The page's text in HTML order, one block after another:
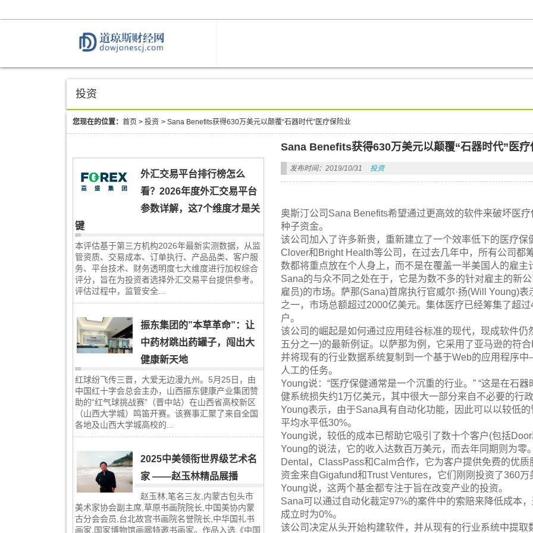
投资
您现在的位置： 首页 > 投资 > Sana Benefits获得630万美元以颠覆“石器时代”医疗保险业
外汇交易平台排行榜怎么
看？2026年度外汇交易平台
参数详解，这7个维度才是关
键
本评估基于第三方机构2026年最新实测数据，从监
管资质、交易成本、订单执行、产品品类、客户服
务、平台技术、财务透明度七大维度进行加权综合
评分，旨在为投资者选择外汇交易平台提供参考。
评估过程中，监管安全...
振东集团的”本草革命”：让
中药材跳出药罐子，闯出大
健康新天地
红球纷飞传三晋，大爱无边漫九州。5月25日，由
中国红十字会总会主办，山西振东健康产业集团赞
助的“红气球挑战赛”（晋中站）在山西省高校新区
（山西大学城）鸣笛开赛。该赛事汇聚了来自全国
各地及山西大学城高校的...
2025中美领衔世界级艺术名
家 ——赵玉林精品展播
赵玉林,笔名三友,内蒙古包头市
美术家协会副主席,草原书画院院长,中国美协内蒙
古分会会员,台北故宫书画院名誉院长,中华国礼书
画家,国家博物馆画廊特邀书画家。作品入选《中国
Sana Benefits获得630万美元以颠覆“石器时代”医疗
发布时间：2019/10/31 投资
奥斯汀公司Sana Benefits希望通过更高效的软件来破坏医
种子资金。
该公司加入了许多新贵，重新建立了一个效率低下的医疗
Clover和Bright Health等公司，在过去几年中，所有公司都
数都将重点放在个人身上，而不是在覆盖一半美国人的雇主
Sana的与众不同之处在于，它是为数不多的针对雇主的新
雇员)的市场。萨那(Sana)首席执行官威尔·扬(Will Young)
之一，市场总额超过2000亿美元。集体医疗已经筹集了超
户。
该公司的崛起是如何通过应用硅谷标准的现代，现成软件
五分之一)的最新例证。以萨那为例，它采用了亚马逊的符
并将现有的行业数据系统复制到一个基于Web的应用程序
人工的任务。
Young说：“医疗保健通常是一个沉重的行业。” “这是在石
健系统损失约1万亿美元，其中很大一部分来自不必要的行
Young表示，由于Sana具有自动化功能，因此可以以较低
平均水平低30%。
Young说，较低的成本已帮助它吸引了数十个客户(包括
Young的说法，它的收入达数百万美元，而去年同期则为
Dental，ClassPass和Calm合作，它为客户提供免费的优质
资金来自Gigafund和Trust Ventures，它们刚刚投资了360
Young说，这两个基金都专注于旨在改变产业的投资。
Sana可以通过自动化裁定97%的案件中的索赔来降低成本
成立时为0%。
该公司决定从头开始构建软件，并从现有的行业系统中提取